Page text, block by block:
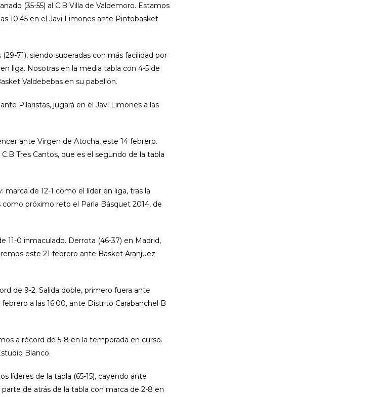
(35-55) al C.B Villa de Valdemoro. Estamos
10:45 en el Javi Limones ante Pintobasket
71), siendo superadas con más facilidad por
liga. Nosotras en la media tabla con 4-5 de
Valdebebas en su pabellón.
Pilaristas, jugará en el Javi Limones a las
ante Virgen de Atocha, este 14 febrero.
Tres Cantos, que es el segundo de la tabla
de 12-1 como el líder en liga, tras la
próximo reto el Parla Básquet 2014, de
11-0 inmaculado. Derrota (46-37) en Madrid,
este 21 febrero ante Basket Aranjuez
de 9-2. Salida doble, primero fuera ante
a las 16:00, ante Distrito Carabanchel B
a récord de 5-8 en la temporada en curso.
Blanco.
líderes de la tabla (65-15), cayendo ante
de atrás de la tabla con marca de 2-8 en